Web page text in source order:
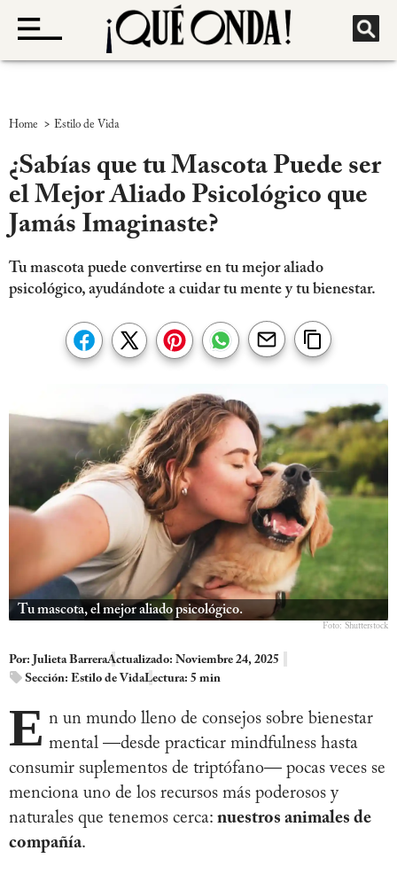
Home > Estilo de Vida
¿Sabías que tu Mascota Puede ser
el Mejor Aliado Psicológico que
Jamás Imaginaste?
Tu mascota puede convertirse en tu mejor aliado
psicológico, ayudándote a cuidar tu mente y tu bienestar.
Tu mascota, el mejor aliado psicológico.
Foto: Shutterstock
Por: Julieta BarreraActualizado: Noviembre 24, 2025
Sección: Estilo de VidaLectura: 5 min
E n un mundo lleno de consejos sobre bienestar
mental —desde practicar mindfulness hasta
consumir suplementos de triptófano— pocas veces se
menciona uno de los recursos más poderosos y
naturales que tenemos cerca: nuestros animales de
compañía.